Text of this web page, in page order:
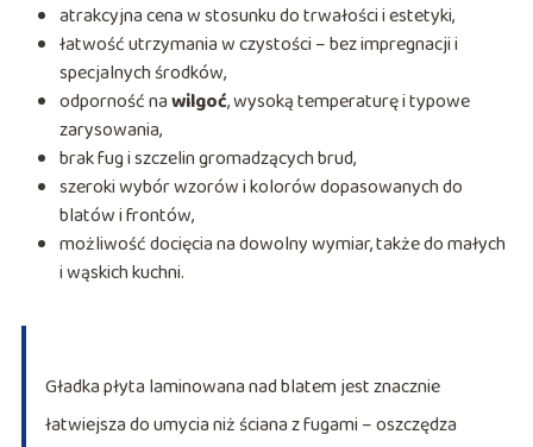
atrakcyjna cena w stosunku do trwałości i estetyki,
łatwość utrzymania w czystości – bez impregnacji i
specjalnych środków,
odporność nawilgoć, wysoką temperaturę i typowe
zarysowania,
brak fug i szczelin gromadzących brud,
szeroki wybór wzorów i kolorów dopasowanych do
blatów i frontów,
możliwość docięcia na dowolny wymiar, także do małych
i wąskich kuchni.
Gładka płyta laminowana nad blatem jest znacznie
łatwiejsza do umycia niż ściana z fugami – oszczędza